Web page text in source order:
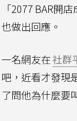
「2077 BAR開
也做出回應。
一名網友在社群
吧，近看才發現
了問他為什麼要